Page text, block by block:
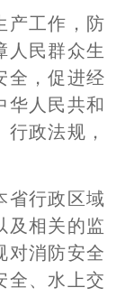
工作，防
人民群众生
全，促进经
华人民共和
政法规，
行政区域
及相关的监
对消防安全
全、水上交